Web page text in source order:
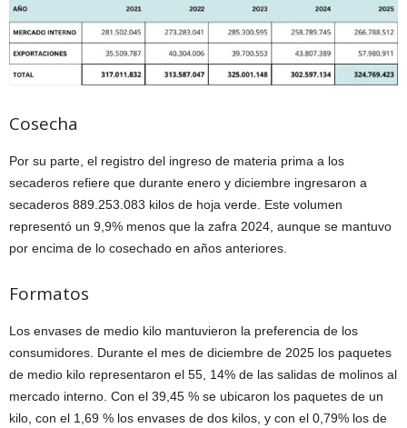
Cosecha
Por su parte, el registro del ingreso de materia prima a los
secaderos refiere que durante enero y diciembre ingresaron a
secaderos 889.253.083 kilos de hoja verde. Este volumen
representó un 9,9% menos que la zafra 2024, aunque se mantuvo
por encima de lo cosechado en años anteriores.
Formatos
Los envases de medio kilo mantuvieron la preferencia de los
consumidores. Durante el mes de diciembre de 2025 los paquetes
de medio kilo representaron el 55, 14% de las salidas de molinos al
mercado interno. Con el 39,45 % se ubicaron los paquetes de un
kilo, con el 1,69 % los envases de dos kilos, y con el 0,79% los de